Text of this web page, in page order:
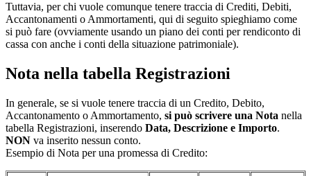
Tuttavia, per chi vuole comunque tenere traccia di Crediti, Debiti,
Accantonamenti o Ammortamenti, qui di seguito spieghiamo come
si può fare (ovviamente usando un piano dei conti per rendiconto di
cassa con anche i conti della situazione patrimoniale).
Nota nella tabella Registrazioni
In generale, se si vuole tenere traccia di un Credito, Debito,
Accantonamento o Ammortamento, si può scrivere una Nota nella
tabella Registrazioni, inserendo Data, Descrizione e Importo.
NON va inserito nessun conto.
Esempio di Nota per una promessa di Credito: